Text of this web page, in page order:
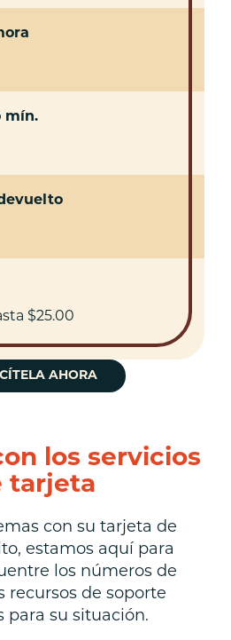
mín.
$25.00
AHORA
los servicios
tarjeta
con su tarjeta de
estamos aquí para
los números de
recursos de soporte
para su situación.